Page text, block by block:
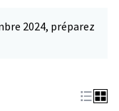
2024, préparez